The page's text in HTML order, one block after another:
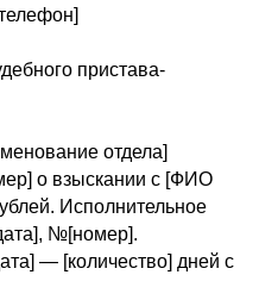
пристава-
отдела]
о взыскании с [ФИО
Исполнительное
№[номер].
— [количество] дней с